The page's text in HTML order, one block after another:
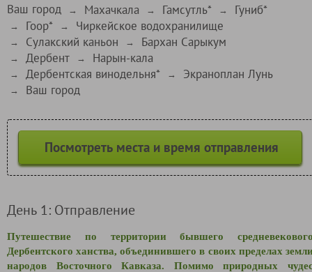
Ваш город → Махачкала → Гамсутль* → Гуниб*
→ Гоор* → Чиркейское водохранилище
→ Сулакский каньон → Бархан Сарыкум
→ Дербент → Нарын-кала
→ Дербентская винодельня* → Экраноплан Лунь
→ Ваш город
Посмотреть места и время отправления
День 1: Отправление
Путешествие по территории бывшего
Дербентского ханства, объединившего в своих пределах
народов Восточного Кавказа. Помимо природных